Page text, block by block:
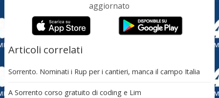
aggiornato
Articoli correlati
Sorrento. Nominati i Rup per i cantieri, manca il campo Italia
A Sorrento corso gratuito di coding e Lim